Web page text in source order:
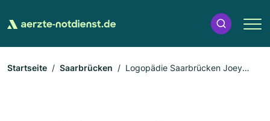
Startseite Saarbrücken
Logopädie Saarbrücken Joey